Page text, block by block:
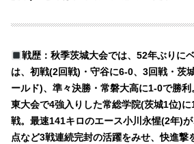
戦歴：秋季茨城大会では、52年ぶりに
は、初戦(2回戦)・守谷に6-0、3回戦・茨
ールド)、準々決勝・常磐大高に1-0で勝
東大会で4強入りした常総学院(茨城1位)
戦。最速141キロのエース小川永惺(2年)
点など3戦連続完封の活躍をみせ、快進撃